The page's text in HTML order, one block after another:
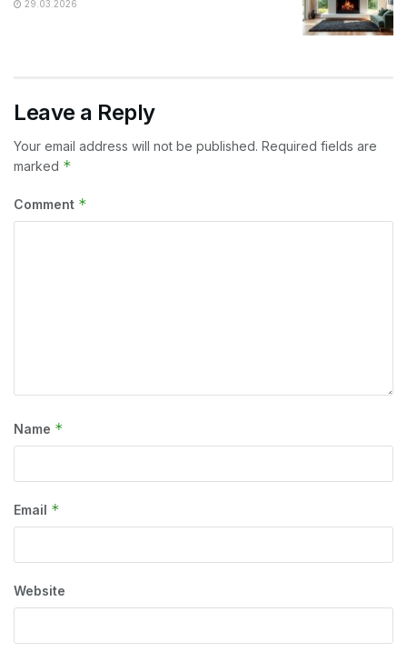
29.03.2026
Leave a Reply
Your email address will not be published. Required fields are
marked *
Comment *
Name *
Email *
Website